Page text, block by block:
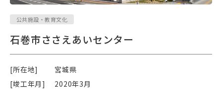
公共施設・教育文化
石巻市ささえあいセンター
[所在地]
宮城県
[竣工年月]
2020年3月